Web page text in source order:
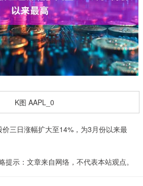
三日涨幅扩大至14%，为3月份以来最
提示：文章来自网络，不代表本站观点。